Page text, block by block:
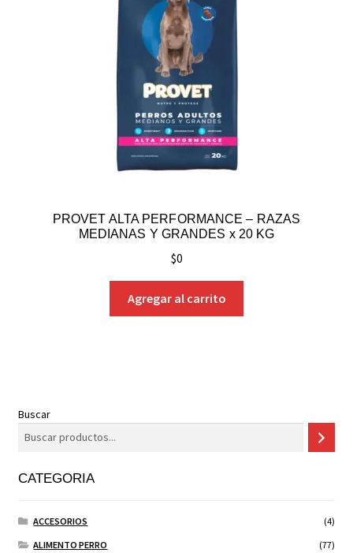
PROVET ALTA PERFORMANCE – RAZAS
MEDIANAS Y GRANDES x 20 KG
$0
Agregar al carrito
Buscar
CATEGORIA
ACCESORIOS
(4)
ALIMENTO PERRO
(77)